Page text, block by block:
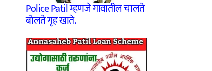
Police Patil म्हणजे गावातील चालते
बोलते गृह खाते.